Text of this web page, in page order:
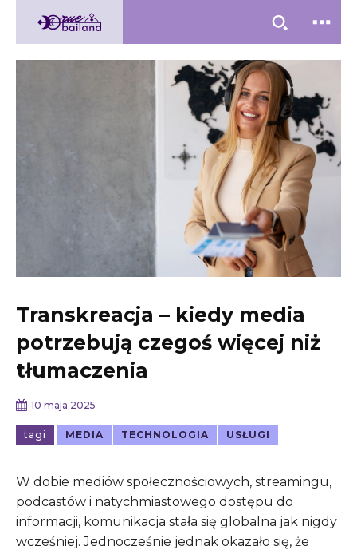
Transkreacja – kiedy media
potrzebują czegoś więcej niż
tłumaczenia
10 maja 2025
tagi MEDIA TECHNOLOGIA USŁUGI
W dobie mediów społecznościowych, streamingu,
podcastów i natychmiastowego dostępu do
informacji, komunikacja stała się globalna jak nigdy
wcześniej. Jednocześnie jednak okazało się, że